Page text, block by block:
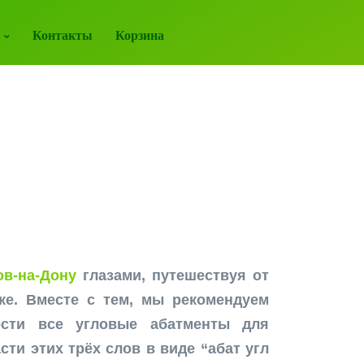
Контакты Корзина
на-Дону глазами, путешествуя от
Вместе с тем, мы рекомендуем
все угловые абатменты для
этих трёх слов в виде “абат угл